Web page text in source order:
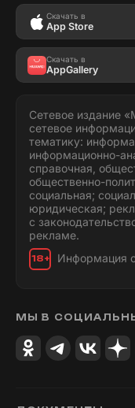
Скачать в
App Store
Скачать в
AppGallery
Сетевое издание
сетевое
тематику:
информационно-
справочная,
общественно-
социальная;
юридическая;
с
рекламе.
18+ Информация о
МЫ В